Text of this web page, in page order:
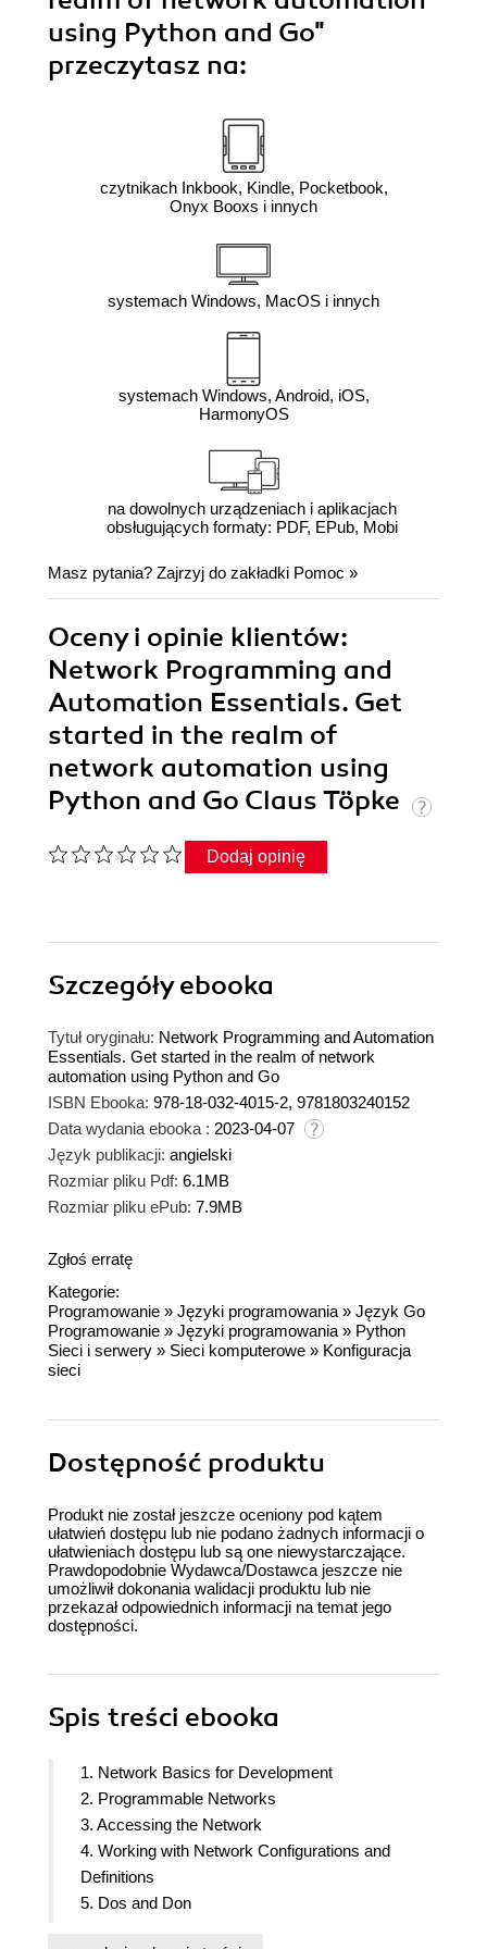
using Python and Go"
przeczytasz na:
czytnikach Inkbook, Kindle, Pocketbook,
Onyx Booxs i innych
systemach Windows, MacOS i innych
systemach Windows, Android, iOS,
HarmonyOS
na dowolnych urządzeniach i aplikacjach
obsługujących formaty: PDF, EPub, Mobi
Masz pytania? Zajrzyj do zakładki Pomoc »
Oceny i opinie klientów:
Network Programming and
Automation Essentials. Get
started in the realm of
network automation using
Python and Go Claus Töpke
Dodaj opinię
Szczegółyebooka
Tytuł oryginału: Network Programming and Automation
Essentials. Get started in the realm of network
automation using Python and Go
ISBN Ebooka: 978-18-032-4015-2, 9781803240152
Data wydania ebooka : 2023-04-07
Język publikacji: angielski
Rozmiar pliku Pdf: 6.1MB
Rozmiar pliku ePub: 7.9MB
Zgłoś erratę
Kategorie:
Programowanie » Języki programowania » Język Go
Programowanie » Języki programowania » Python
Sieci i serwery » Sieci komputerowe » Konfiguracja
sieci
Dostępność produktu
Produkt nie został jeszcze oceniony pod kątem
ułatwień dostępu lub nie podano żadnych informacji o
ułatwieniach dostępu lub są one niewystarczające.
Prawdopodobnie Wydawca/Dostawca jeszcze nie
umożliwił dokonania walidacji produktu lub nie
przekazał odpowiednich informacji na temat jego
dostępności.
Spis treści ebooka
1. Network Basics for Development
2. Programmable Networks
3. Accessing the Network
4. Working with Network Configurations and
Definitions
5. Dos and Don